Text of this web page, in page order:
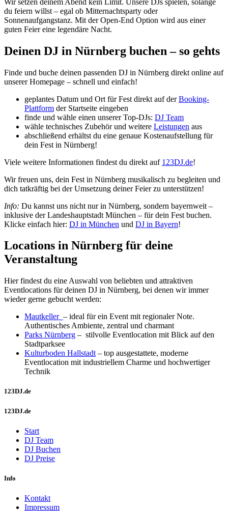
du feiern willst – egal ob Mitternachtsparty oder
Sonnenaufgangstanz. Mit der Open-End Option wird aus einer
guten Feier eine legendäre Nacht.
Deinen DJ in Nürnberg buchen – so gehts
Finde und buche deinen passenden DJ in Nürnberg direkt online auf
unserer Homepage – schnell und einfach!
geplantes Datum und Ort für Fest direkt auf derBooking-
Plattform der Startseite eingeben
finde und wähle einen unserer Top-DJs: DJ Team
wähle technisches Zubehör und weitere Leistungen aus
abschließend erhältst du eine genaue Kostenaufstellung für
dein Fest in Nürnberg!
Viele weitere Informationen findest du direkt auf 123DJ.de!
Wir freuen uns, dein Fest in Nürnberg musikalisch zu begleiten und
dich tatkräftig bei der Umsetzung deiner Feier zu unterstützen!
Info: Du kannst uns nicht nur in Nürnberg, sondern bayernweit –
inklusive der Landeshauptstadt München – für dein Fest buchen.
Klicke einfach hier: DJ in München und DJ in Bayern!
Locations in Nürnberg für deine
Veranstaltung
Hier findest du eine Auswahl von beliebten und attraktiven
Eventlocations für deinen DJ in Nürnberg, bei denen wir immer
wieder gerne gebucht werden:
Mautkeller – ideal für ein Event mit regionaler Note.
Authentisches Ambiente, zentral und charmant
Parks Nürnberg – stilvolle Eventlocation mit Blick auf den
Stadtparksee
Kulturboden Hallstadt – top ausgestattete, moderne
Eventlocation mit industriellem Charme und hochwertiger
Technik
123DJ.de
123DJ.de
Start
DJ Team
DJ Buchen
DJ Preise
Info
Kontakt
Impressum